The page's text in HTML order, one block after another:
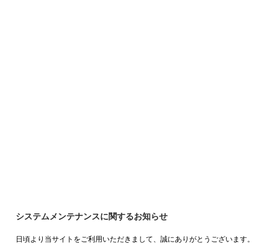
システムメンテナンスに関するお知らせ
日頃より当サイトをご利用いただきまして、誠にありがとうございます。